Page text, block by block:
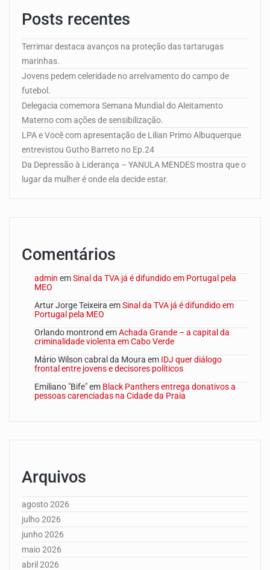
Posts recentes
Terrimar destaca avanços na proteção das tartarugas
marinhas.
Jovens pedem celeridade no arrelvamento do campo de
futebol.
Delegacia comemora Semana Mundial do Aleitamento
Materno com ações de sensibilização.
LPA e Você com apresentação de Lilian Primo Albuquerque
entrevistou Gutho Barreto no Ep.24
Da Depressão à Liderança – YANULA MENDES mostra que o
lugar da mulher é onde ela decide estar.
Comentários
admin emSinal da TVA já é difundido em Portugal pela
MEO
Artur Jorge Teixeira emSinal da TVA já é difundido em
Portugal pela MEO
Orlando montrond emAchada Grande – a capital da
criminalidade violenta em Cabo Verde
Mário Wilson cabral da Moura em IDJ quer diálogo
frontal entre jovens e decisores políticos
Emiliano "Bife"em Black Panthers entrega donativos a
pessoas carenciadas na Cidade da Praia
Arquivos
agosto 2026
julho 2026
junho 2026
maio 2026
abril 2026